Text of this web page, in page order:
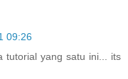
09:26
tutorial yang satu ini... its